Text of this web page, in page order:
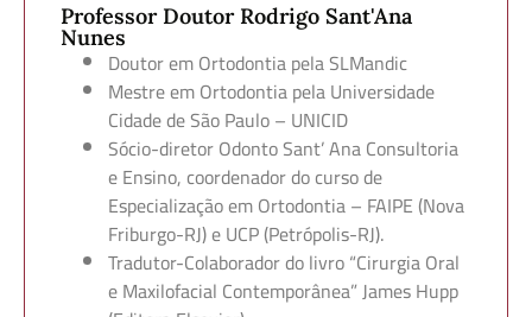
Professor Doutor Rodrigo Sant'Ana
Nunes
Doutor em Ortodontia pela SLMandic
Mestre em Ortodontia pela Universidade
Cidade de São Paulo – UNICID
Sócio-diretor Odonto Sant’ Ana Consultoria
e Ensino, coordenador do curso de
Especialização em Ortodontia – FAIPE (Nova
Friburgo-RJ) e UCP (Petrópolis-RJ).
Tradutor-Colaborador do livro “Cirurgia Oral
e Maxilofacial Contemporânea” James Hupp